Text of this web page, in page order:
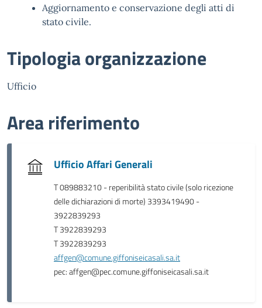
Aggiornamento e conservazione degli atti di
stato civile.
Tipologia organizzazione
Ufficio
Area riferimento
Ufficio Affari Generali
T 089883210 - reperibilità stato civile (solo ricezione
delle dichiarazioni di morte) 3393419490 -
3922839293
T 3922839293
T 3922839293
affgen@comune.giffoniseicasali.sa.it
pec: affgen@pec.comune.giffoniseicasali.sa.it